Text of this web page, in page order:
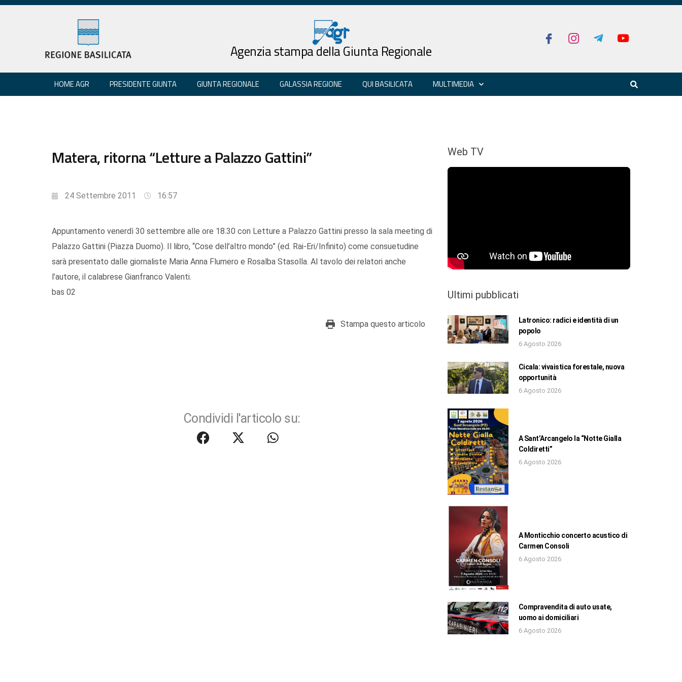
Agenzia stampa della Giunta Regionale
HOME AGR PRESIDENTE GIUNTA GIUNTA REGIONALE GALASSIA REGIONE QUI BASILICATA MULTIMEDIA
Matera, ritorna “Letture a Palazzo Gattini”
24 Settembre 2011 16:57
Appuntamento venerdì 30 settembre alle ore 18.30 con Letture a Palazzo Gattini presso la sala meeting di
Palazzo Gattini (Piazza Duomo). Il libro, “Cose dell’altro mondo” (ed. Rai-Eri/Infinito) come consuetudine
sarà presentato dalle giornaliste Maria Anna Flumero e Rosalba Stasolla. Al tavolo dei relatori anche
l’autore, il calabrese Gianfranco Valenti.
bas 02
Stampa questo articolo
Condividi l'articolo su:
Web TV
Ultimi pubblicati
Latronico: radici e identità di un
popolo
6 Agosto 2026
Cicala: vivaistica forestale, nuova
opportunità
6 Agosto 2026
A Sant’Arcangelo la “Notte Gialla
Coldiretti”
6 Agosto 2026
A Monticchio concerto acustico di
Carmen Consoli
6 Agosto 2026
Compravendita di auto usate,
uomo ai domiciliari
6 Agosto 2026